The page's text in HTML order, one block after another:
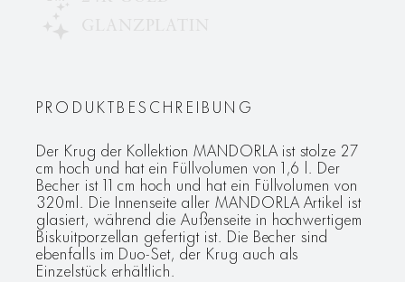
PRODUKTBESCHREIBUNG
Der Krug der Kollektion MANDORLA ist stolze 27
cm hoch und hat ein Füllvolumen von 1,6 l. Der
Becher ist 11 cm hoch und hat ein Füllvolumen von
320ml. Die Innenseite aller MANDORLA Artikel ist
glasiert, während die Außenseite in hochwertigem
Biskuitporzellan gefertigt ist. Die Becher sind
ebenfalls im Duo-Set, der Krug auch als
Einzelstück erhältlich.